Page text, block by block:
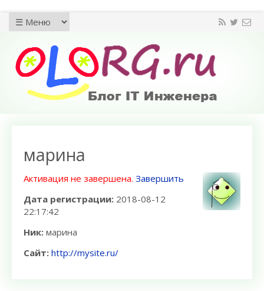
марина
Активация не завершена. Завершить
Дата регистрации: 2018-08-12
22:17:42
Ник: марина
Сайт: http://mysite.ru/